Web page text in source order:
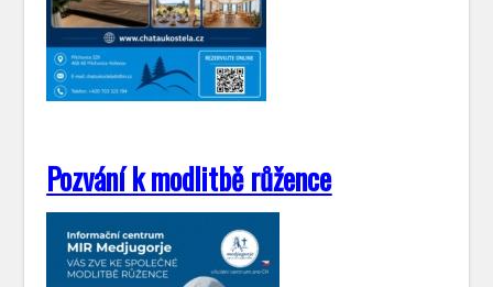
Pozvání k modlitbě růžence